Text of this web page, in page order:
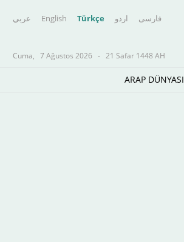
عربي English Türkçe اردو فارسى
Cuma, 7 Ağustos 2026 - 21 Safar 1448 AH
ARAP DÜNYASI